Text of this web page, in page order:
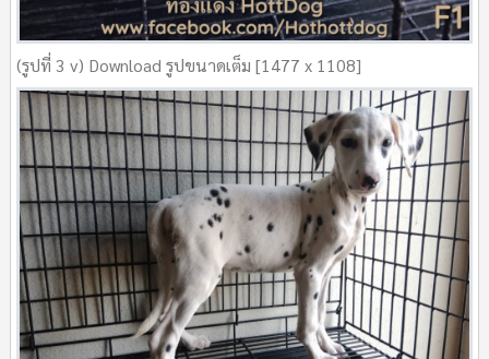
(รูปที่ 3 v) Download รูปขนาดเต็ม [1477 x 1108]